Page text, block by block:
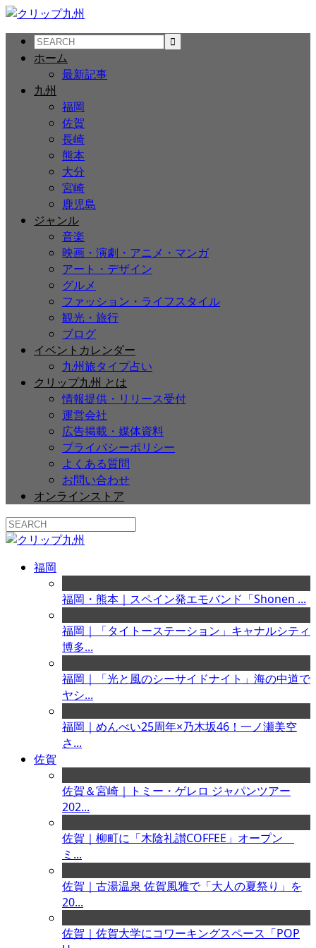
ホーム
最新記事
九州
福岡
佐賀
長崎
熊本
大分
宮崎
鹿児島
ジャンル
音楽
映画・演劇・アニメ・マンガ
アート・デザイン
グルメ
ファッション・ライフスタイル
観光・旅行
ブログ
イベントカレンダー
九州旅タイプ占い
クリップ九州 とは
情報提供・リリース受付
運営会社
広告掲載・媒体資料
プライバシーポリシー
よくある質問
お問い合わせ
オンラインストア
福岡
福岡・熊本｜スペイン発エモバンド「Shonen ...
福岡｜「タイトーステーション」キャナルシティ
博多...
福岡｜「光と風のシーサイドナイト」海の中道で
ヤシ...
福岡｜めんべい25周年×乃木坂46！一ノ瀬美空
さ...
佐賀
佐賀＆宮崎｜トミー・ゲレロ ジャパンツアー
202...
佐賀｜柳町に「木陰礼讃COFFEE」オープン
ミ...
佐賀｜古湯温泉 佐賀風雅で「大人の夏祭り」を
20...
佐賀｜佐賀大学にコワーキングスペース「POP